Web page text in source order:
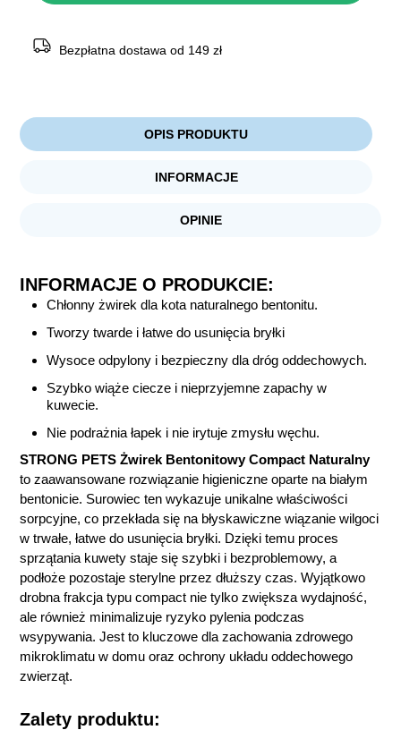
Bezpłatna dostawa od 149 zł
OPIS PRODUKTU
INFORMACJE
OPINIE
INFORMACJE O PRODUKCIE:
Chłonny żwirek dla kota naturalnego bentonitu.
Tworzy twarde i łatwe do usunięcia bryłki
Wysoce odpylony i bezpieczny dla dróg oddechowych.
Szybko wiąże ciecze i nieprzyjemne zapachy w
kuwecie.
Nie podrażnia łapek i nie irytuje zmysłu węchu.
STRONG PETS Żwirek Bentonitowy Compact Naturalny
to zaawansowane rozwiązanie higieniczne oparte na białym
bentonicie. Surowiec ten wykazuje unikalne właściwości
sorpcyjne, co przekłada się na błyskawiczne wiązanie wilgoci
w trwałe, łatwe do usunięcia bryłki. Dzięki temu proces
sprzątania kuwety staje się szybki i bezproblemowy, a
podłoże pozostaje sterylne przez dłuższy czas. Wyjątkowo
drobna frakcja typu compact nie tylko zwiększa wydajność,
ale również minimalizuje ryzyko pylenia podczas
wsypywania. Jest to kluczowe dla zachowania zdrowego
mikroklimatu w domu oraz ochrony układu oddechowego
zwierząt.
Zalety produktu: